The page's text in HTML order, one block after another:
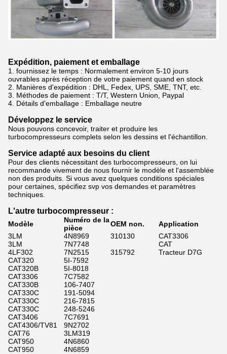
Expédition, paiement et emballage
1. fournissez le temps : Normalement environ 5-10 jours
ouvrables après réception de votre paiement quand en stock
2. Manières d'expédition : DHL, Fedex, UPS, SME, TNT, etc.
3. Méthodes de paiement : T/T, Western Union, Paypal
4. Détails d'emballage : Emballage neutre
Développez le service
Nous pouvons concevoir, traiter et produire les
turbocompresseurs complets selon les dessins et l'échantillon.
Service adapté aux besoins du client
Pour des clients nécessitant des turbocompresseurs, on lui
recommande vivement de nous fournir le modèle et l'assemblée
non des produits. Si vous avez quelques conditions spéciales
pour certaines, spécifiez svp vos demandes et paramètres
techniques.
L'autre turbocompresseur :
Modèle
Numéro de la
pièce
OEM non.
Application
3LM
4N8969 310130
CAT3306
3LM
7N7748
CAT
4LF302
7N2515 315792
Tracteur D7G
CAT320
5I-7592
CAT320B
5I-8018
CAT3306
7C7582
CAT330B
106-7407
CAT330C
191-5094
CAT330C
216-7815
CAT330C
248-5246
CAT3406
7C7691
CAT4306/TV81
9N2702
CAT76
3LM319
CAT950
4N6860
CAT950
4N6859